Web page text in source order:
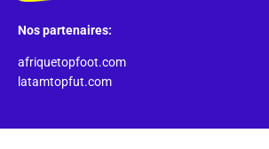
Nos partenaires:
afriquetopfoot.com
latamtopfut.com